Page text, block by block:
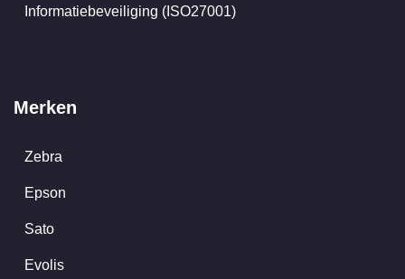
Informatiebeveiliging (ISO27001)
Merken
Zebra
Epson
Sato
Evolis